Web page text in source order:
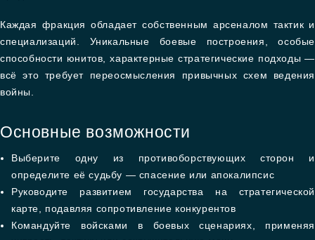
Каждая фракция обладает собственным арсеналом тактик и
специализаций. Уникальные боевые построения, особые
способности юнитов, характерные стратегические подходы —
всё это требует переосмысления привычных схем ведения
войны.
Основные возможности
Выберите одну из противоборствующих сторон и
определите её судьбу — спасение или апокалипсис
Руководите развитием государства на стратегической
карте, подавляя сопротивление конкурентов
Командуйте войсками в боевых сценариях, применяя